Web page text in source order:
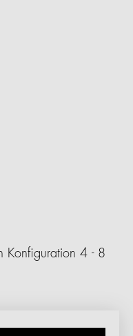
Konfiguration 4 - 8